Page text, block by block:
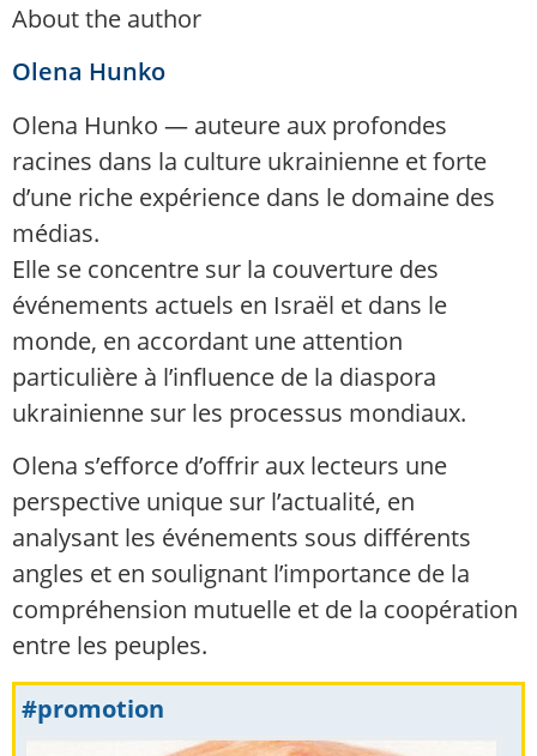
About the author
Olena Hunko
Olena Hunko — auteure aux profondes
racines dans la culture ukrainienne et forte
d’une riche expérience dans le domaine des
médias.
Elle se concentre sur la couverture des
événements actuels en Israël et dans le
monde, en accordant une attention
particulière à l’influence de la diaspora
ukrainienne sur les processus mondiaux.
Olena s’efforce d’offrir aux lecteurs une
perspective unique sur l’actualité, en
analysant les événements sous différents
angles et en soulignant l’importance de la
compréhension mutuelle et de la coopération
entre les peuples.
#promotion